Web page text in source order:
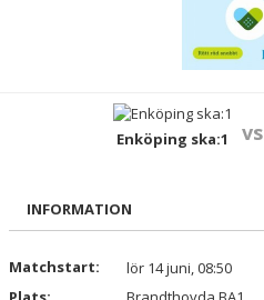
DOKUMENT
Enköping ska:1 vs
INFORMATION
Matchstart:
lör 14 juni, 08:50